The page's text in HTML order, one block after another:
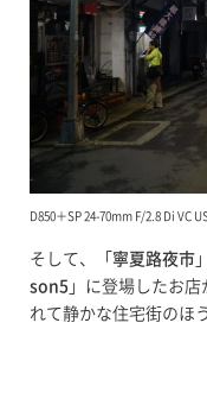
D850＋SP 24-70mm F/2.8 Di VC
そして、「 寧夏路夜市
son5 」に登場したお
れて静かな住宅街の